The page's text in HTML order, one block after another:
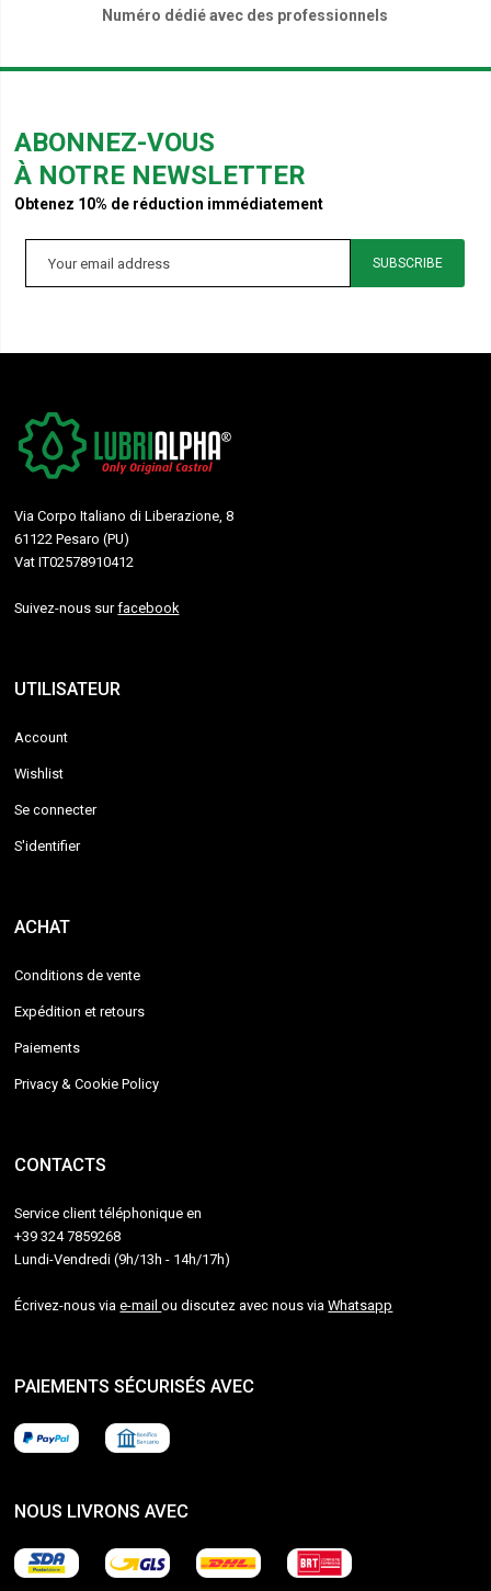
Numéro dédié avec des professionnels
ABONNEZ-VOUS
À NOTRE NEWSLETTER
Obtenez 10% de réduction immédiatement
SUBSCRIBE
Via Corpo Italiano di Liberazione, 8
61122 Pesaro (PU)
Vat IT02578910412
Suivez-nous surfacebook
UTILISATEUR
Account
Wishlist
Se connecter
S'identifier
ACHAT
Conditions de vente
Expédition et retours
Paiements
Privacy & Cookie Policy
CONTACTS
Service client téléphonique en
+39 324 7859268
Lundi-Vendredi (9h/13h - 14h/17h)
Écrivez-nous viae-mailou discutez avec nous viaWhatsapp
PAIEMENTS SÉCURISÉS AVEC
NOUS LIVRONS AVEC